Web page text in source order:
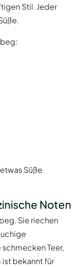
Stil. Jeder
Süße
Noten
Sie riechen
Teer,
bekannt für